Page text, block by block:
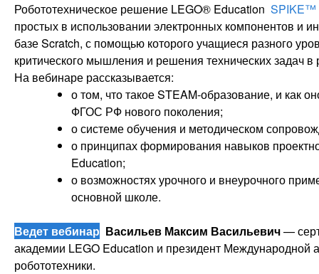
Робототехническое решение LEGO® Education SPIKE™
простых в использовании электронных компонентов и
базе Scratch, с помощью которого учащиеся разного
критического мышления и решения технических задач в
На вебинаре рассказывается:
о том, что такое STEAM-образование, и как
ФГОС РФ нового поколения;
о системе обучения и методическом
о принципах формирования навыков
Education;
о возможностях урочного и внеурочного
основной школе.
Ведет вебинар Васильев Максим Васильевич—
академии LEGO Education и президент Международной
робототехники.